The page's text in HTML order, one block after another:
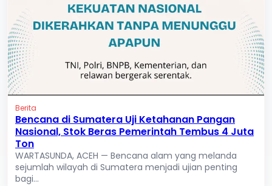
Berita
Bencana di Sumatera Uji Ketahanan Pangan
Nasional, Stok Beras Pemerintah Tembus 4 Juta
Ton
WARTASUNDA, ACEH — Bencana alam yang melanda
sejumlah wilayah di Sumatera menjadi ujian penting
bagi...